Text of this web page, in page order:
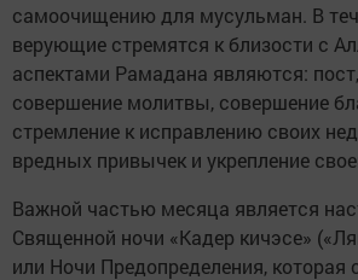
самоочищению для мусульман. В
верующие стремятся к близости с
аспектами Рамадана являются:
совершение молитвы, совершение
стремление к исправлению своих
вредных привычек и укрепление
Важной частью месяца является
Священной ночи «Кадер кичэсе»
или Ночи Предопределения, которая